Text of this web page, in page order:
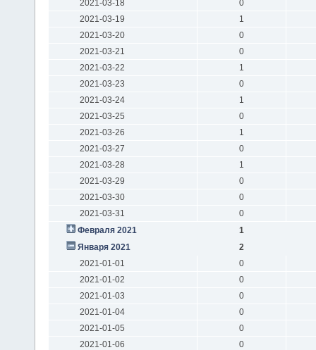
2021-03-18
0
2021-03-19
1
2021-03-20
0
2021-03-21
0
2021-03-22
1
2021-03-23
0
2021-03-24
1
2021-03-25
0
2021-03-26
1
2021-03-27
0
2021-03-28
1
2021-03-29
0
2021-03-30
0
2021-03-31
0
Февраля 2021
1
Января 2021
2
2021-01-01
0
2021-01-02
0
2021-01-03
0
2021-01-04
0
2021-01-05
0
2021-01-06
0